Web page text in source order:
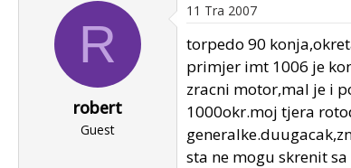
R
robert
Guest
11 Tra 2007
torpedo 90
primjer imt 1006 je
zracni motor,mal je i
1000okr.moj tjera
sta ne mogu skrenit